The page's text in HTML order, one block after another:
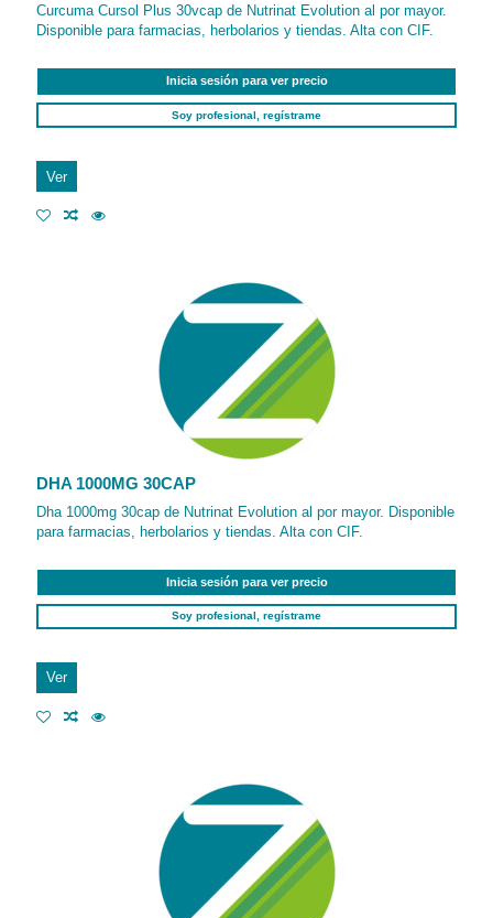
Curcuma Cursol Plus 30vcap de Nutrinat Evolution al por mayor.
Disponible para farmacias, herbolarios y tiendas. Alta con CIF.
Inicia sesión para ver precio
Soy profesional, regístrame
Ver
DHA 1000MG 30CAP
Dha 1000mg 30cap de Nutrinat Evolution al por mayor. Disponible
para farmacias, herbolarios y tiendas. Alta con CIF.
Inicia sesión para ver precio
Soy profesional, regístrame
Ver